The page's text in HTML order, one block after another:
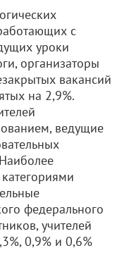
с
уроки
организаторы
вакансий
на 2,9%.
ведущие
федерального
учителей
0,9% и 0,6%